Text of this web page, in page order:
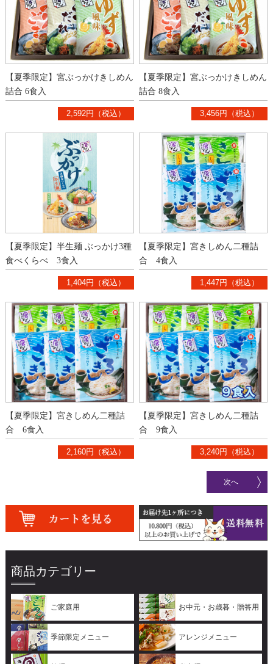
【夏季限定】宮ぶっかけきしめん
詰合 6食入
2,592円（税込）
【夏季限定】宮ぶっかけきしめん
詰合 8食入
3,456円（税込）
【夏季限定】半生麺 ぶっかけ3種
食べくらべ 3食入
1,404円（税込）
【夏季限定】宮きしめん二種詰
合 4食入
1,447円（税込）
【夏季限定】宮きしめん二種詰
合 6食入
2,160円（税込）
【夏季限定】宮きしめん二種詰
合 9食入
3,240円（税込）
次へ
商品カテゴリー
ご家庭用 お中元・お歳暮・贈答用
季節限定メニュー アレンジメニュー